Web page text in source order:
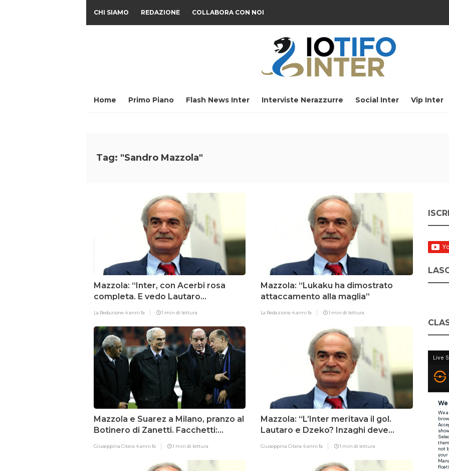
CHI SIAMO REDAZIONE COLLABORA CON NOI
Home Primo Piano Flash News Inter Interviste Nerazzurre Social Inter Vip Inter
Tag: "Sandro Mazzola"
Mazzola: “Inter, con Acerbi rosa
completa. E vedo Lautaro
capocannoniere”
La Redazione4 anni fa 1 min di lettura
Mazzola: “Lukaku ha dimostrato
attaccamento alla maglia”
La Redazione4 anni fa 1 min di lettura
Mazzola e Suarez a Milano, pranzo al
Botinero di Zanetti. Facchetti:
Giuseppina Citera 4 anni fa 1 min di lettura
Mazzola: “L’Inter meritava il gol.
Lautaro e Dzeko? Inzaghi deve
lavorare sulla testa”
Giuseppina Citera4 anni fa 1 min di lettura